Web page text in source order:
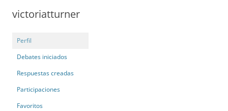
victoriatturner
Perfil
Debates iniciados
Respuestas creadas
Participaciones
Favoritos